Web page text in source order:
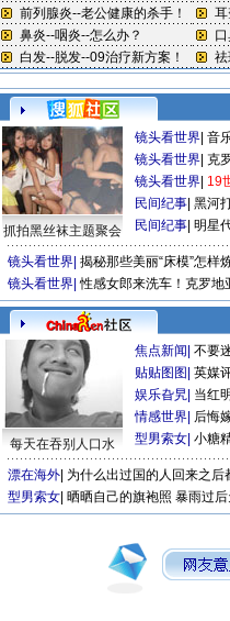
抓拍黑丝袜主题聚会
镜头看世界 音
镜头看世界 克
镜头看世界 19
民间纪事 黑河
民间纪事 明星
镜头看世界 揭秘那些美丽“床模”怎样
镜头看世界 性感女郎来洗车！克罗地
每天在吞别人口水
焦点新闻 不要
贴贴图图 英媒
娱乐旮旯 当红
情感世界 后悔
型男索女 小糖
漂在海外 为什么出过国的人回来之后
型男索女 晒晒自己的旗袍照 暴雨过